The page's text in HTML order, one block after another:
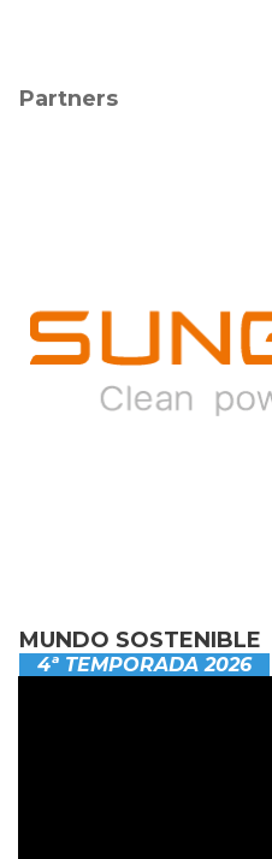
Partners
MUNDO SOSTENIBLE
4ª TEMPORADA 2026